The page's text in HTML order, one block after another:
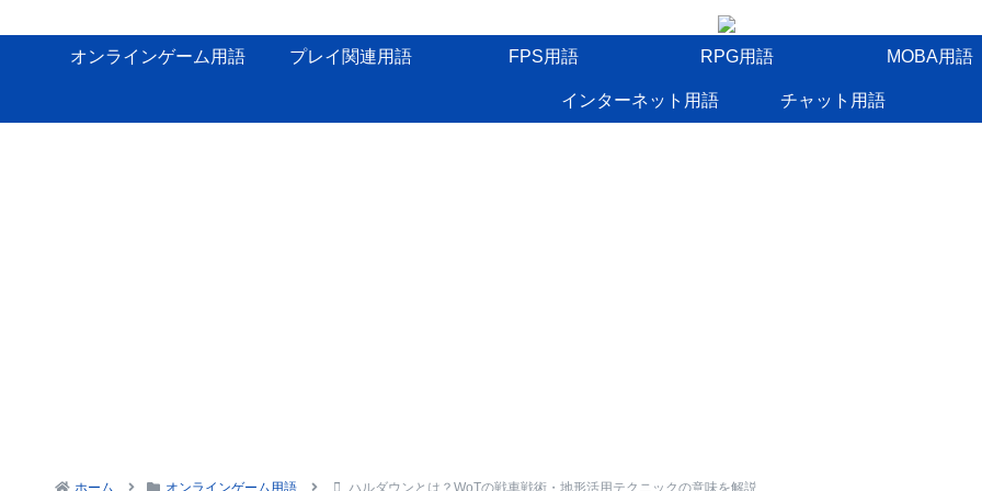
オンラインゲーム用語 プレイ関連用語 FPS用語 RPG用語 MOBA用語
インターネット用語 チャット用語
ホーム オンラインゲーム用語 ハルダウンとは？WoTの戦車戦術・地形活用テクニックの意味を解説